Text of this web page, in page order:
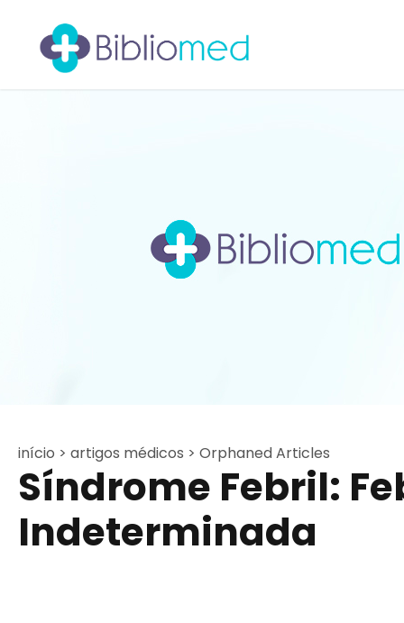
início > artigos médicos > Orphaned Articles
Síndrome Febril:
Indeterminada